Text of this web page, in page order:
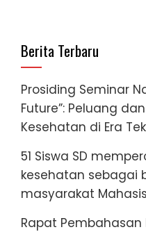
Berita Terbaru
Prosiding Seminar
Future”: Peluang
Kesehatan di Era
51 Siswa SD
kesehatan sebagai
masyarakat
Rapat Pembahasan